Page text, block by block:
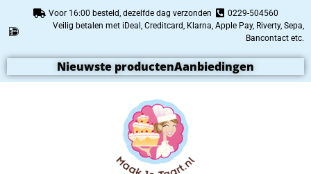
Voor 16:00 besteld, dezelfde dag verzonden
0229-504560
Veilig betalen met iDeal, Creditcard, Klarna, Apple Pay, Riverty, Sepa,
Bancontact etc.
Nieuwste productenAanbiedingen